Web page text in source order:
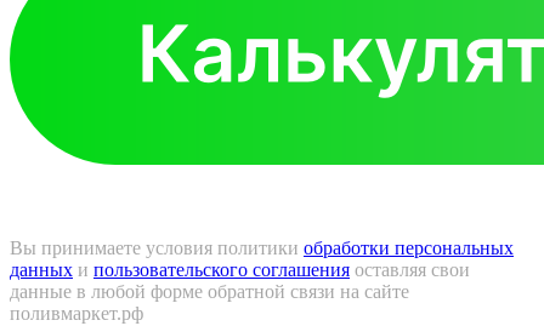
Вы принимаете условия политики обработки персональных
данных и пользовательского соглашения оставляя свои
данные в любой форме обратной связи на сайте
поливмаркет.рф